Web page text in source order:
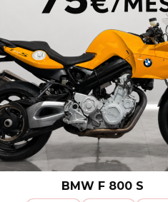
BMW F 800 S